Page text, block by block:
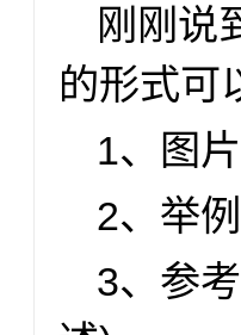
刚刚说
的形式可
1、图
2、举
3、参